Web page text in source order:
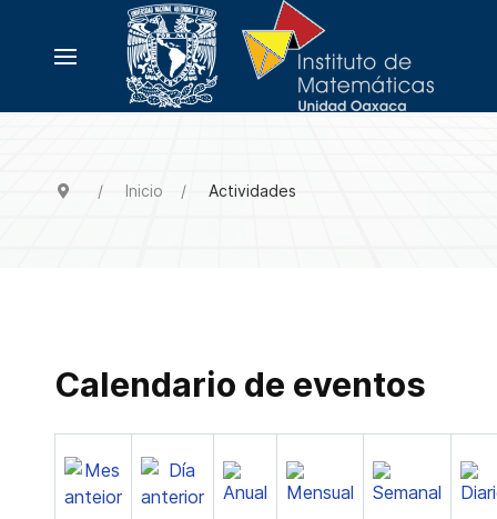
Inicio Actividades
Calendario de eventos